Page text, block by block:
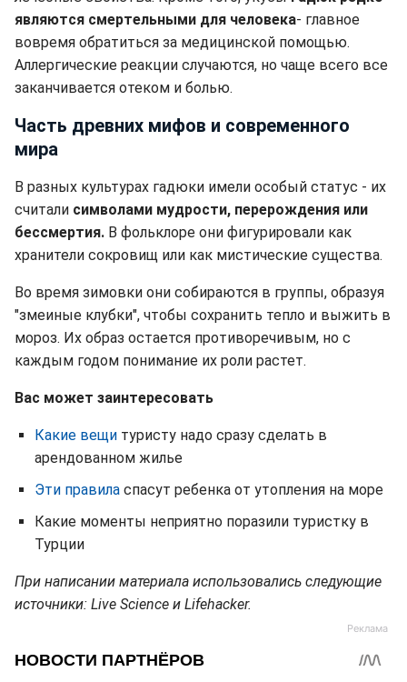
являются смертельными для человека- главное
вовремя обратиться за медицинской помощью.
Аллергические реакции случаются, но чаще всего все
заканчивается отеком и болью.
Часть древних мифов и современного
мира
В разных культурах гадюки имели особый статус - их
считали символами мудрости, перерождения или
бессмертия. В фольклоре они фигурировали как
хранители сокровищ или как мистические существа.
Во время зимовки они собираются в группы, образуя
"змеиные клубки", чтобы сохранить тепло и выжить в
мороз. Их образ остается противоречивым, но с
каждым годом понимание их роли растет.
Вас может заинтересовать
Какие вещи туристу надо сразу сделать в
арендованном жилье
Эти правила спасут ребенка от утопления на море
Какие моменты неприятно поразили туристку в
Турции
При написании материала использовались следующие
источники: Live Science и Lifehacker.